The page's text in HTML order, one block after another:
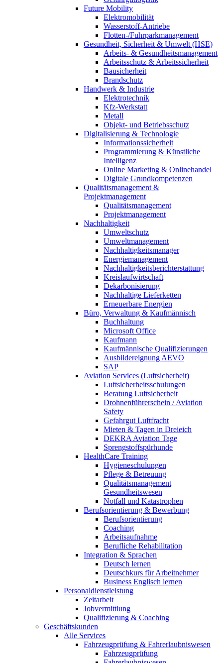
Future Mobility
Elektromobilität
Wasserstoff-Antriebe
Flotten-/Fuhrparkmanagement
Gesundheit, Sicherheit & Umwelt (HSE)
Arbeits- & Gesundheitsmanagement
Arbeitsschutz & Arbeitssicherheit
Bausicherheit
Brandschutz
Handwerk & Industrie
Elektrotechnik
Kfz-Werkstatt
Metall
Objekt- und Betriebsschutz
Digitalisierung & Technologie
Informationssicherheit
Programmierung & Künstliche
Intelligenz
Online Marketing & Onlinehandel
Digitale Grundkompetenzen
Qualitätsmanagement &
Projektmanagement
Qualitätsmanagement
Projektmanagement
Nachhaltigkeit
Umweltschutz
Umweltmanagement
Nachhaltigkeitsmanager
Energiemanagement
Nachhaltigkeitsberichterstattung
Kreislaufwirtschaft
Dekarbonisierung
Nachhaltige Lieferketten
Erneuerbare Energien
Büro, Verwaltung & Kaufmännisch
Buchhaltung
Microsoft Office
Kaufmann
Kaufmännische Qualifizierungen
Ausbildereignung AEVO
SAP
Aviation Services (Luftsicherheit)
Luftsicherheitsschulungen
Beratung Luftsicherheit
Drohnenführerschein / Aviation
Safety
Gefahrgut Luftfracht
Mieten & Tagen in Dreieich
DEKRA Aviation Tage
Sprengstoffspürhunde
HealthCare Training
Hygieneschulungen
Pflege & Betreuung
Qualitätsmanagement
Gesundheitswesen
Notfall und Katastrophen
Berufsorientierung & Bewerbung
Berufsorientierung
Coaching
Arbeitsaufnahme
Berufliche Rehabilitation
Integration & Sprachen
Deutsch lernen
Deutschkurs für Arbeitnehmer
Business Englisch lernen
Personaldienstleistung
Zeitarbeit
Jobvermittlung
Qualifizierung & Coaching
Geschäftskunden
Alle Services
Fahrzeugprüfung & Fahrerlaubniswesen
Fahrzeugprüfung